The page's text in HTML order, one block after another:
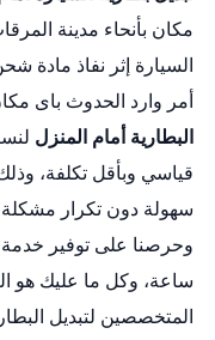
مكان بأنحاء مدينة
السيارة إثر نفاذ مادة
أمر وارد الحدوث باى
البطارية أمام المنزل
قياسي وبأقل تكلفة،
سهولة دون تكرار مشكلة
وحرصنا على توفير خدمة
ساعة، وكل ما عليك هو
المتخصصين لتبديل